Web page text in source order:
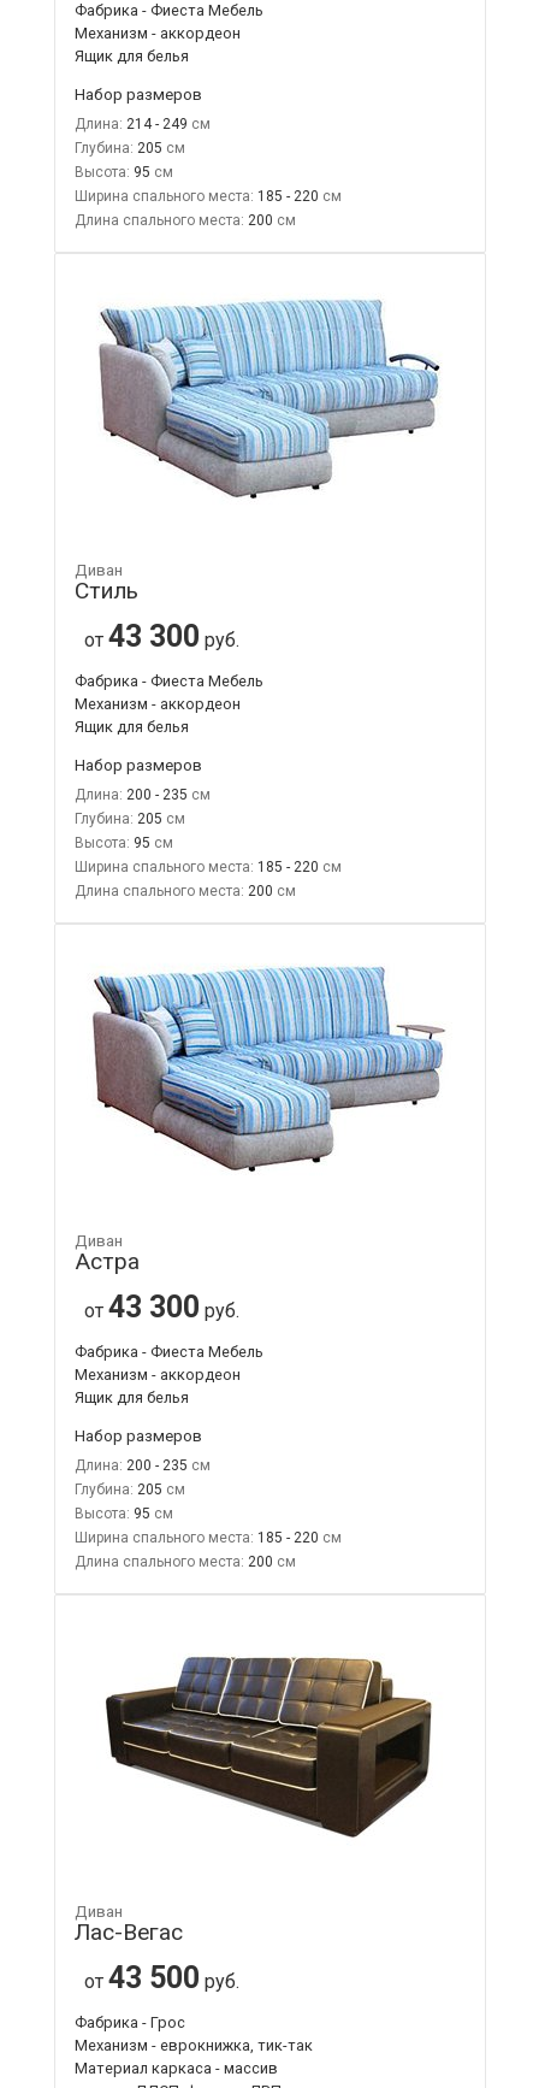
Фабрика - Фиеста Мебель
Механизм - аккордеон
Ящик для белья
Набор размеров
Длина: 214 - 249
Глубина: 205
Высота: 95
Ширина спального места: 185 - 220
Длина спального места: 200
Диван
Стиль
от 43 300 руб.
Фабрика - Фиеста Мебель
Механизм - аккордеон
Ящик для белья
Набор размеров
Длина: 200 - 235
Глубина: 205
Высота: 95
Ширина спального места: 185 - 220
Длина спального места: 200
Диван
Астра
от 43 300 руб.
Фабрика - Фиеста Мебель
Механизм - аккордеон
Ящик для белья
Набор размеров
Длина: 200 - 235
Глубина: 205
Высота: 95
Ширина спального места: 185 - 220
Длина спального места: 200
Диван
Лас-Вегас
от 43 500 руб.
Фабрика - Грос
Механизм - еврокнижка, тик-так
Материал каркаса - массив